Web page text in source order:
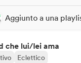
Aggiunto a una
che lui/lei ama
Eclettico